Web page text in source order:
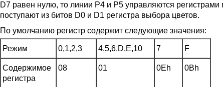
D7 равен нулю, то линии Р4 и Р5 управляются
поступают из битов D0 и D1 регистра выбора цветов.
По умолчанию регистр содержит следующие значения:
Режим 0,1,2,3 4,5,6,D,E,10 7 F
Содержимое
регистра
08 01 0Eh 0Bh